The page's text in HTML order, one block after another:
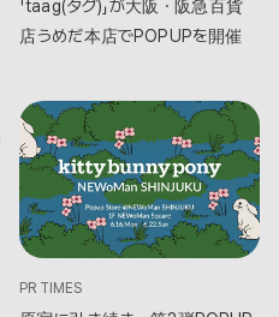
「taag(タグ)」が大阪・阪急百貨
店うめだ本店でPOPUPを開催
PR TIMES